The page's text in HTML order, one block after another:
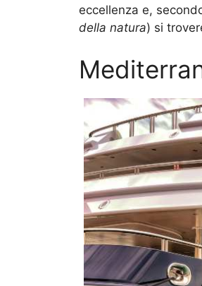
eccellenza e,
della natura) si